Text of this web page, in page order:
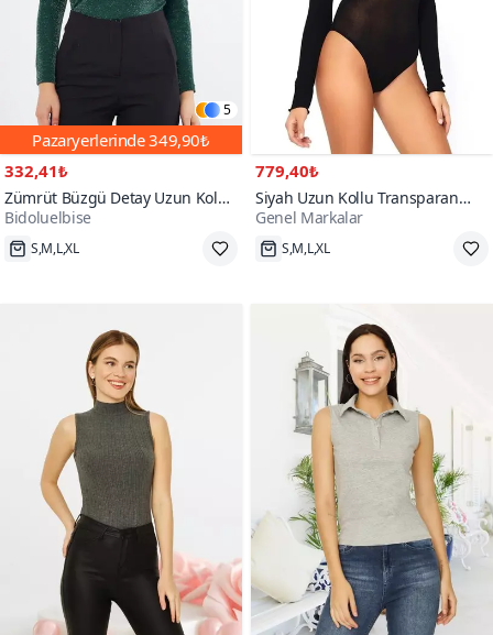
5
Pazaryerlerinde349,90₺
332,41₺
Zümrüt Büzgü Detay Uzun Kol
Simli Esnek Kumaş Örme Çıtçıtlı
Body
Bidoluelbise
17₺ daha az öde
779,40₺
Siyah Uzun Kollu Transparan
Body
Genel Markalar
Hızlı Kargo